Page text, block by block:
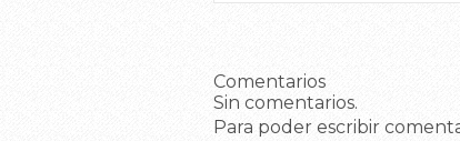
Comentarios
Sin comentarios.
Para poder escribir